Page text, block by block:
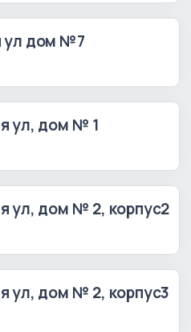
ул дом №7
ул, дом № 1
ул, дом № 2, корпус2
ул, дом № 2, корпус3